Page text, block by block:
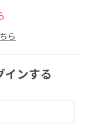
ら
インする